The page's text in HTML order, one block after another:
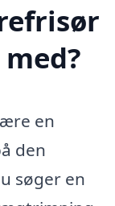
en
den
søger en